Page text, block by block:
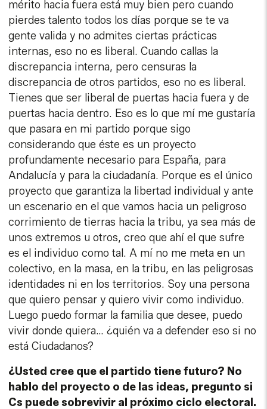
mérito hacia fuera está muy bien pero cuando
pierdes talento todos los días porque se te va
gente valida y no admites ciertas prácticas
internas, eso no es liberal. Cuando callas la
discrepancia interna, pero censuras la
discrepancia de otros partidos, eso no es liberal.
Tienes que ser liberal de puertas hacia fuera y de
puertas hacia dentro. Eso es lo que mí me gustaría
que pasara en mi partido porque sigo
considerando que éste es un proyecto
profundamente necesario para España, para
Andalucía y para la ciudadanía. Porque es el único
proyecto que garantiza la libertad individual y ante
un escenario en el que vamos hacia un peligroso
corrimiento de tierras hacia la tribu, ya sea más de
unos extremos u otros, creo que ahí el que sufre
es el individuo como tal. A mí no me meta en un
colectivo, en la masa, en la tribu, en las peligrosas
identidades ni en los territorios. Soy una persona
que quiero pensar y quiero vivir como individuo.
Luego puedo formar la familia que desee, puedo
vivir donde quiera… ¿quién va a defender eso si no
está Ciudadanos?
¿Usted cree que el partido tiene futuro? No
hablo del proyecto o de las ideas, pregunto si
Cs puede sobrevivir al próximo ciclo electoral.